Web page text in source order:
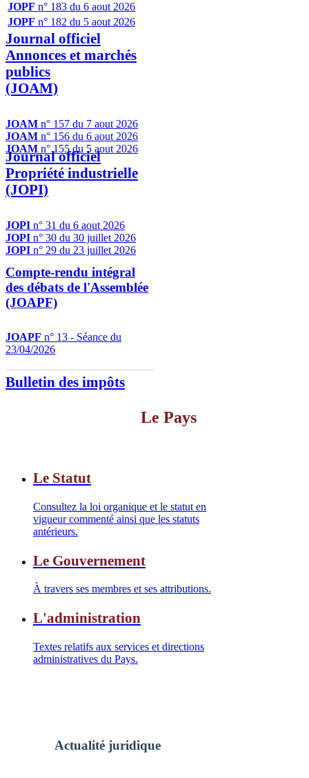
JOPF n° 183 du 6 aout 2026
JOPF n° 182 du 5 aout 2026
Journal officiel
Annonces et marchés
publics
(JOAM)
JOAM n° 157 du 7 aout 2026
JOAM n° 156 du 6 aout 2026
JOAM n° 155 du 5 aout 2026
Journal officiel
Propriété industrielle
(JOPI)
JOPI n° 31 du 6 aout 2026
JOPI n° 30 du 30 juillet 2026
JOPI n° 29 du 23 juillet 2026
Compte-rendu intégral
des débats de l'Assemblée
(JOAPF)
JOAPF n° 13 - Séance du
23/04/2026
Bulletin des impôts
Le Pays
Le Statut
Consultez la loi organique et le statut en
vigueur commenté ainsi que les statuts
antérieurs.
Le Gouvernement
À travers ses membres et ses attributions.
L'administration
Textes relatifs aux services et directions
administratives du Pays.
Actualité juridique